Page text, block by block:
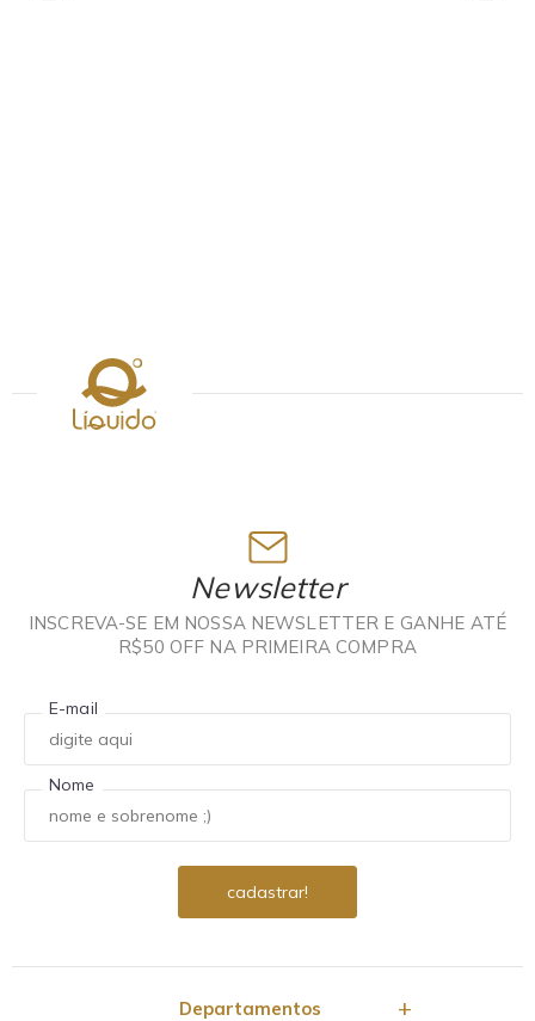
Newsletter
INSCREVA-SE EM NOSSA NEWSLETTER E GANHE ATÉ
R$50 OFF NA PRIMEIRA COMPRA
E-mail
Nome
Departamentos